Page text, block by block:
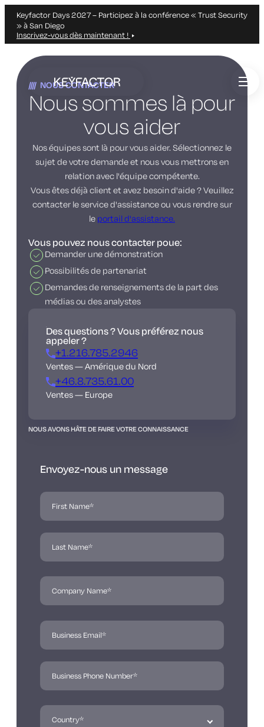
Keyfactor Days 2027 – Participez à la conférence « Trust Security
» à San Diego
Inscrivez-vous dès maintenant !
Aller
au
contenu
principal
NOUS CONTACTER
Nous sommes là pour
vous aider
Nos équipes sont là pour vous aider. Sélectionnez le
sujet de votre demande et nous vous mettrons en
relation avec l'équipe compétente.
Vous êtes déjà client et avez besoin d'aide ? Veuillez
contacter le service d'assistance ou vous rendre sur
le portail d'assistance.
Vous pouvez nous contacter poue:
Demander une démonstration
Possibilités de partenariat
Demandes de renseignements de la part des
médias ou des analystes
Des questions ? Vous préférez nous
appeler ?
+1.216.785.2946
Ventes — Amérique du Nord
+46.8.735.61.00
Ventes — Europe
NOUS AVONS HÂTE DE FAIRE VOTRE CONNAISSANCE
Envoyez-nous un message